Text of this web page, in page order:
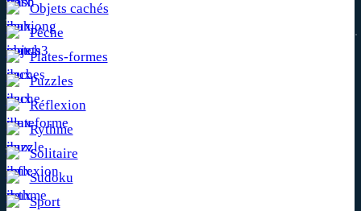
Objets cachés
Pêche
Plates-formes
Puzzles
Réflexion
Rythme
Solitaire
Sudoku
Sport